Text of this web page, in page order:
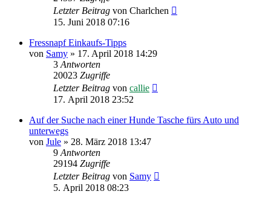
Letzter Beitrag von Charlchen
15. Juni 2018 07:16
Fressnapf Einkaufs-Tipps
von Samy » 17. April 2018 14:29
3 Antworten
20023 Zugriffe
Letzter Beitrag von callie
17. April 2018 23:52
Auf der Suche nach einer Hunde Tasche fürs Auto und
unterwegs
von Jule » 28. März 2018 13:47
9 Antworten
29194 Zugriffe
Letzter Beitrag von Samy
5. April 2018 08:23